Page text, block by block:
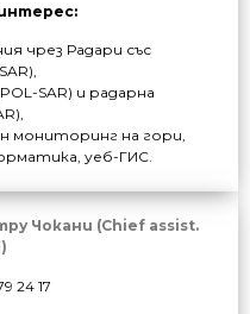
чрез Радари със
,
SAR) и радарна
,
мониторинг на гори,
уеб-ГИС.
Чокани (Chief assist.
24 17